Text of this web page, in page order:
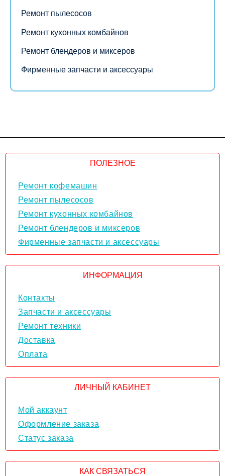
Ремонт пылесосов
Ремонт кухонных комбайнов
Ремонт блендеров и миксеров
Фирменные запчасти и аксессуары
ПОЛЕЗНОЕ
Ремонт кофемашин
Ремонт пылесосов
Ремонт кухонных комбайнов
Ремонт блендеров и миксеров
Фирменные запчасти и аксессуары
ИНФОРМАЦИЯ
Контакты
Запчасти и аксессуары
Ремонт техники
Доставка
Оплата
ЛИЧНЫЙ КАБИНЕТ
Мой аккаунт
Оформление заказа
Статус заказа
КАК СВЯЗАТЬСЯ